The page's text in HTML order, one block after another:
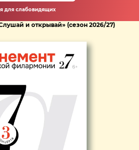
для слабовидящих
и открывай» (сезон 2026/27)